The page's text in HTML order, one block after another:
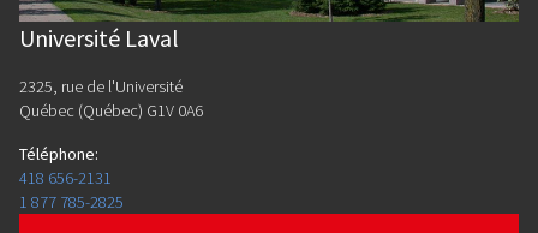
Université Laval
2325, rue de l'Université
Québec (Québec) G1V 0A6
Téléphone:
418 656-2131
1 877 785-2825